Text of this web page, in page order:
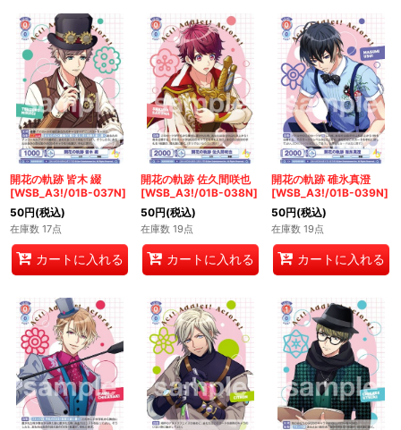
開花の軌跡 皆木 綴
[WSB_A3!/01B-037N]
50円(税込)
在庫数 17点
カートに入れる
開花の軌跡 佐久間咲也
[WSB_A3!/01B-038N]
50円(税込)
在庫数 19点
カートに入れる
開花の軌跡 碓氷真澄
[WSB_A3!/01B-039N]
50円(税込)
在庫数 19点
カートに入れる